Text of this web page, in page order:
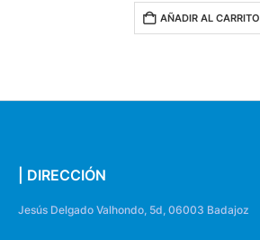
AÑADIR AL CARRITO
| DIRECCIÓN
Jesús Delgado Valhondo, 5d, 06003 Badajoz